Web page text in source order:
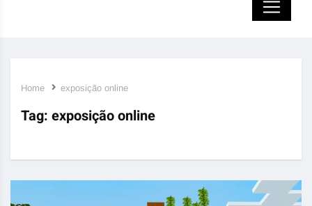
Home exposição online
Tag: exposição online